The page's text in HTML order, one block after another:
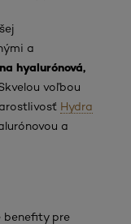
a
hyalurónová,
voľbou
Hydra
a
benefity pre